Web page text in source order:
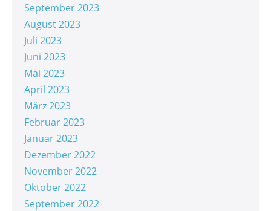
September 2023
August 2023
Juli 2023
Juni 2023
Mai 2023
April 2023
März 2023
Februar 2023
Januar 2023
Dezember 2022
November 2022
Oktober 2022
September 2022